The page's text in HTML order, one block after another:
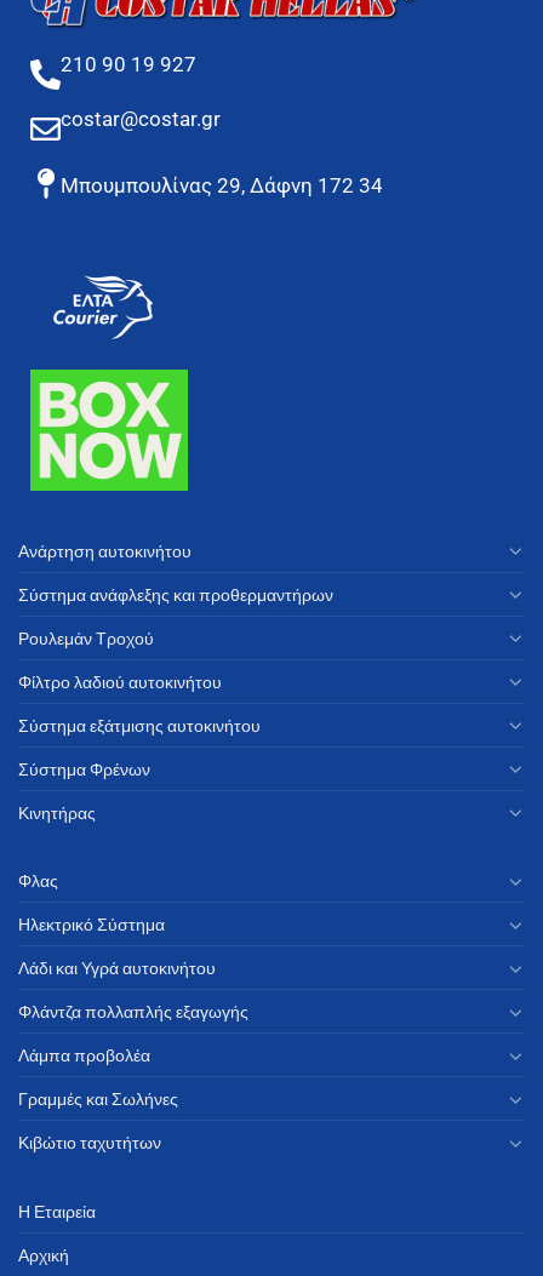
210 90 19 927
costar@costar.gr
Μπουμπουλίνας 29, Δάφνη 172 34
Ανάρτηση αυτοκινήτου
Σύστημα ανάφλεξης και προθερμαντήρων
Ρουλεμάν Τροχού
Φίλτρο λαδιού αυτοκινήτου
Σύστημα εξάτμισης αυτοκινήτου
Σύστημα Φρένων
Κινητήρας
Φλας
Ηλεκτρικό Σύστημα
Λάδι και Υγρά αυτοκινήτου
Φλάντζα πολλαπλής εξαγωγής
Λάμπα προβολέα
Γραμμές και Σωλήνες
Κιβώτιο ταχυτήτων
Η Εταιρεία
Αρχική